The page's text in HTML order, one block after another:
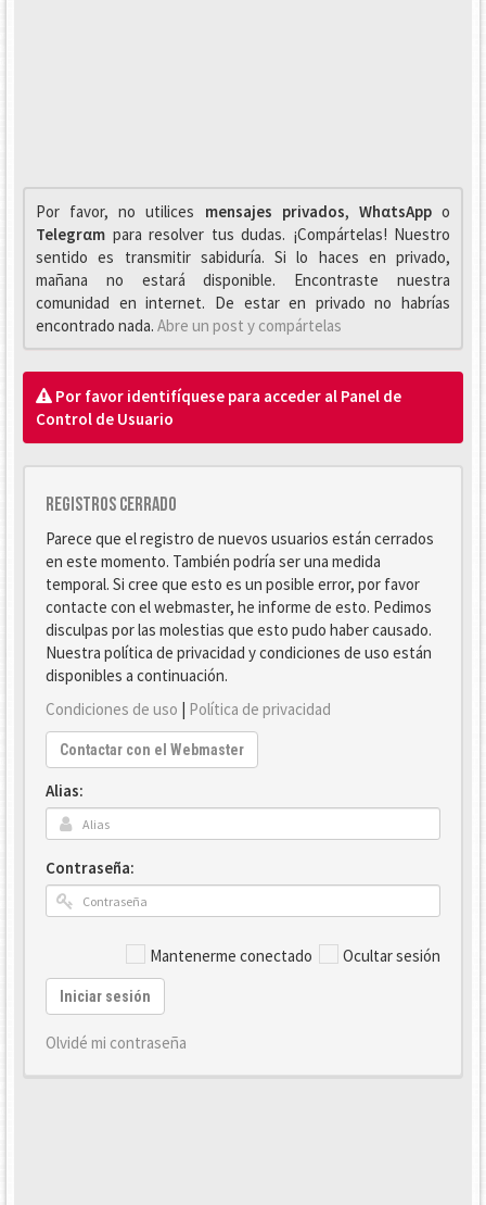
Por favor, no utilices mensajes privados, WhαtsAppo
Telegrαm para resolver tus dudas. ¡Compártelas! Nuestro
sentido es transmitir sabiduría. Si lo haces en privado,
mañana no estará disponible. Encontraste nuestra
comunidad en internet. De estar en privado no habrías
encontrado nada. Abre un post y compártelas
Por favor identifíquese para acceder al Panel de
Control de Usuario
Registros cerrado
Parece que el registro de nuevos usuarios están cerrados
en este momento. También podría ser una medida
temporal. Si cree que esto es un posible error, por favor
contacte con el webmaster, he informe de esto. Pedimos
disculpas por las molestias que esto pudo haber causado.
Nuestra política de privacidad y condiciones de uso están
disponibles a continuación.
Condiciones de uso | Política de privacidad
Contactar con el Webmaster
Alias:
Contraseña:
Mantenerme conectado Ocultar sesión
Iniciar sesión
Olvidé mi contraseña